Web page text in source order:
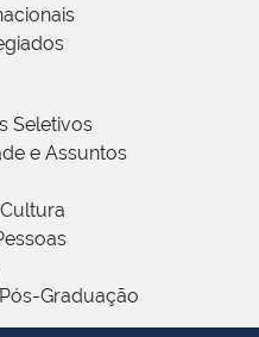
Seletivos
e Assuntos
Graduação